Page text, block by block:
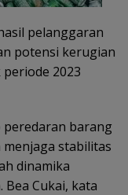
pelanggaran
potensi kerugian
2023
barang
stabilitas
dinamika
Cukai, kata